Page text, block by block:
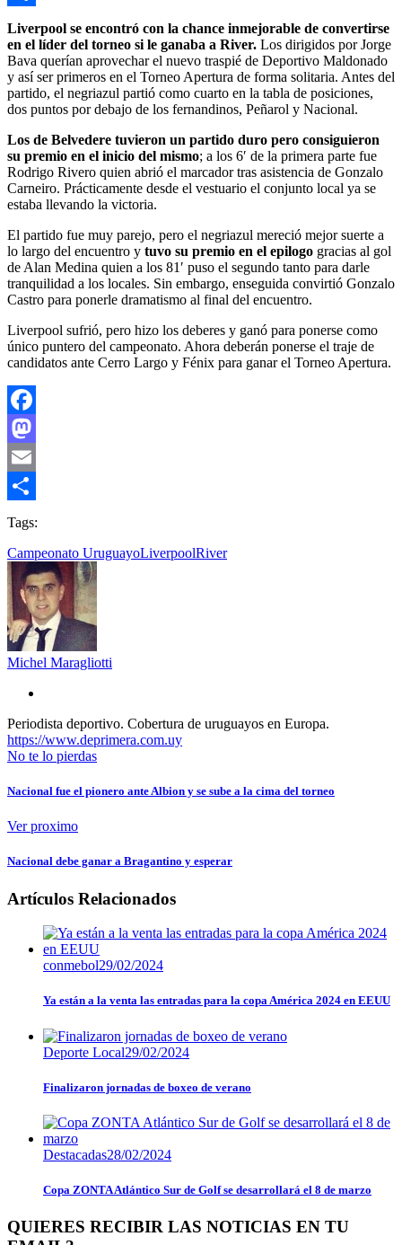
Compartir
Liverpool se encontró con la chance inmejorable de convertirse
en el líder del torneo si le ganaba a River. Los dirigidos por Jorge
Bava querían aprovechar el nuevo traspié de Deportivo Maldonado
y así ser primeros en el Torneo Apertura de forma solitaria. Antes del
partido, el negriazul partió como cuarto en la tabla de posiciones,
dos puntos por debajo de los fernandinos, Peñarol y Nacional.
Los de Belvedere tuvieron un partido duro pero consiguieron
su premio en el inicio del mismo; a los 6′ de la primera parte fue
Rodrigo Rivero quien abrió el marcador tras asistencia de Gonzalo
Carneiro. Prácticamente desde el vestuario el conjunto local ya se
estaba llevando la victoria.
El partido fue muy parejo, pero el negriazul mereció mejor suerte a
lo largo del encuentro y tuvo su premio en el epilogo gracias al gol
de Alan Medina quien a los 81′ puso el segundo tanto para darle
tranquilidad a los locales. Sin embargo, enseguida convirtió Gonzalo
Castro para ponerle dramatismo al final del encuentro.
Liverpool sufrió, pero hizo los deberes y ganó para ponerse como
único puntero del campeonato. Ahora deberán ponerse el traje de
candidatos ante Cerro Largo y Fénix para ganar el Torneo Apertura.
Facebook
Mastodon
Email
Compartir
Tags:
Campeonato UruguayoLiverpoolRiver
Michel Maragliotti
Periodista deportivo. Cobertura de uruguayos en Europa.
https://www.deprimera.com.uy
No te lo pierdas
Nacional fue el pionero ante Albion y se sube a la cima del torneo
Ver proximo
Nacional debe ganar a Bragantino y esperar
Artículos Relacionados
conmebol29/02/2024
Ya están a la venta las entradas para la copa América 2024 en EEUU
Deporte Local29/02/2024
Finalizaron jornadas de boxeo de verano
Destacadas28/02/2024
Copa ZONTA Atlántico Sur de Golf se desarrollará el 8 de marzo
QUIERES RECIBIR LAS NOTICIAS EN TU